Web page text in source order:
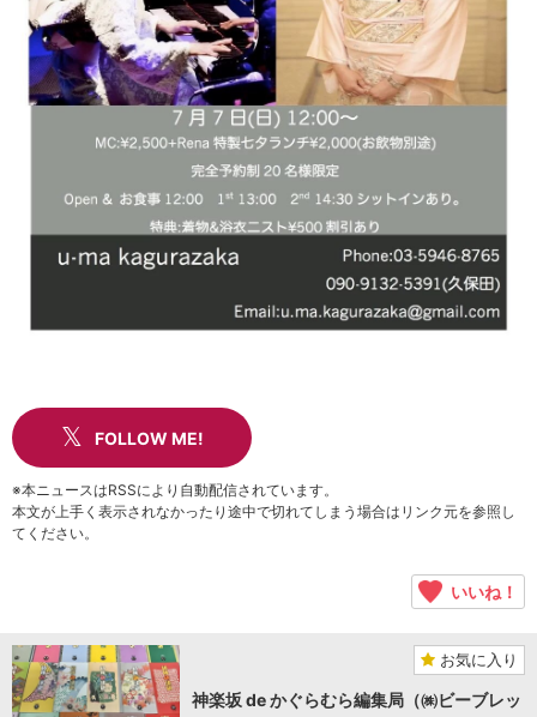
FOLLOW ME!
※本ニュースはRSSにより自動配信されています。
本文が上手く表示されなかったり途中で切れてしまう場合はリンク元を参照し
てください。
いいね！
お気に入り
神楽坂 de かぐらむら編集局（㈱ビーブレッ